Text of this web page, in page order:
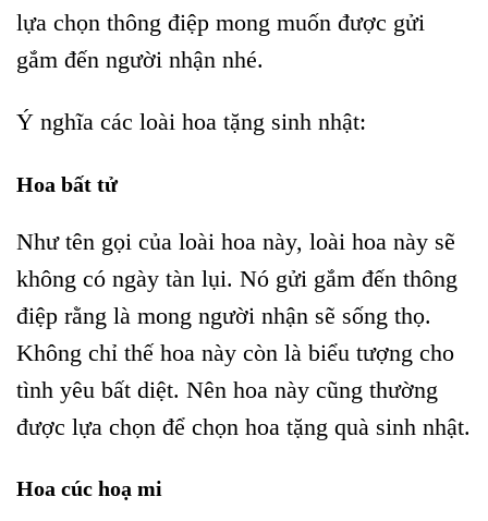
lựa chọn thông điệp mong muốn được gửi
gắm đến người nhận nhé.
Ý nghĩa các loài hoa tặng sinh nhật:
Hoa bất tử
Như tên gọi của loài hoa này, loài hoa này sẽ
không có ngày tàn lụi. Nó gửi gắm đến thông
điệp rằng là mong người nhận sẽ sống thọ.
Không chỉ thế hoa này còn là biểu tượng cho
tình yêu bất diệt. Nên hoa này cũng thường
được lựa chọn để chọn hoa tặng quà sinh nhật.
Hoa cúc hoạ mi